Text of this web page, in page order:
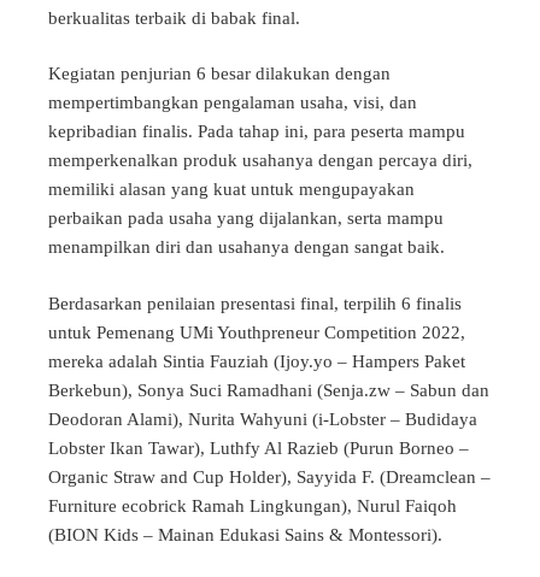
berkualitas terbaik di babak final.
Kegiatan penjurian 6 besar dilakukan dengan
mempertimbangkan pengalaman usaha, visi, dan
kepribadian finalis. Pada tahap ini, para peserta mampu
memperkenalkan produk usahanya dengan percaya diri,
memiliki alasan yang kuat untuk mengupayakan
perbaikan pada usaha yang dijalankan, serta mampu
menampilkan diri dan usahanya dengan sangat baik.
Berdasarkan penilaian presentasi final, terpilih 6 finalis
untuk Pemenang UMi Youthpreneur Competition 2022,
mereka adalah Sintia Fauziah (Ijoy.yo – Hampers Paket
Berkebun), Sonya Suci Ramadhani (Senja.zw – Sabun dan
Deodoran Alami), Nurita Wahyuni (i-Lobster – Budidaya
Lobster Ikan Tawar), Luthfy Al Razieb (Purun Borneo –
Organic Straw and Cup Holder), Sayyida F. (Dreamclean –
Furniture ecobrick Ramah Lingkungan), Nurul Faiqoh
(BION Kids – Mainan Edukasi Sains & Montessori).